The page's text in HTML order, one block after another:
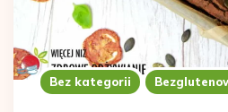
Bez kategorii